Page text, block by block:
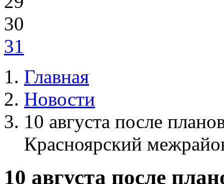
30
31
Главная
Новости
10 августа после
Красноярский
10 августа после